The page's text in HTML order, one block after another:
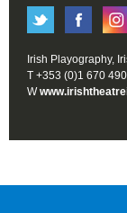
Irish Playography,
T +353 (0)1 670
W